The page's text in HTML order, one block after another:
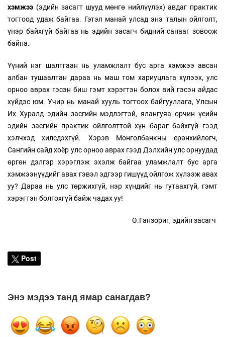
хэмжээ (эдийн засагт шууд мөнгө нийлүүлэх) авдаг практик
тогтоод удаж байгаа. Гэтэл манай улсад энэ талын ойлголт,
үнэр байхгүй байгаа нь эдийн засагч бидний санааг зовоож
байна.
Үүний нэг шалтгаан нь уламжлалт бус арга хэмжээ авсан
албан тушаалтан дараа нь маш том хариуцлага хүлээх, улс
орноо аврах гэсэн биш гэмт хэрэгтэн болох вий гэсэн айдас
хүйдэс юм. Учир нь манай хууль тогтоох байгууллага, Улсын
Их Хуралд эдийн засгийн мэдлэгтэй, ялангуяа орчин үеийн
эдийн засгийн практик ойлголттой хүн бараг байхгүй гээд
хэлчхэд хилсдэхгүй. Хэрэв Монголбанкны ерөнхийлөгч,
Сангийн сайд хоёр улс орноо аврах гээд Дэлхийн улс орнуудад
өргөн дэлгэр хэрэглэж эхэлж байгаа уламжлалт бус арга
хэмжээнүүдийг авах гэвэл эдгээр гишүүд ойлгож хүлээж авах
уу? Дараа нь улс төржихгүй, нэр хүндийг нь гутаахгүй, гэмт
хэрэгтэн болгохгүй байж чадах уу!
Ө.Ганзориг, эдийн засагч
Post
Энэ мэдээ танд ямар санагдав?